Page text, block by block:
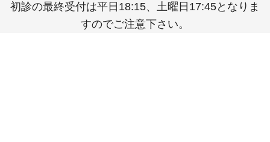
初診の最終受付は平日18:15、土曜日17:45となりま
すのでご注意下さい。